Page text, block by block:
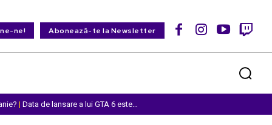
ne! Abonează-te la Newsletter
| Data de lansare a lui GTA 6 este…